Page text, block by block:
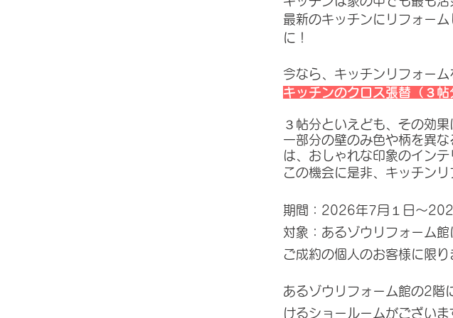
最新のキッチンにリフォー
に！
今なら、キッチンリフォーム
キッチンのクロス張替（３帖
３帖分といえども、その効果
一部分の壁のみ色や柄を異
は、おしゃれな印象のイン
この機会に是非、キッチンリ
期間：2026年7月１日～
対象：あるゾウリフォーム館
ご成約の個人のお客様に 限り
​あるゾウリフォーム館の2階
けるショールームがござい